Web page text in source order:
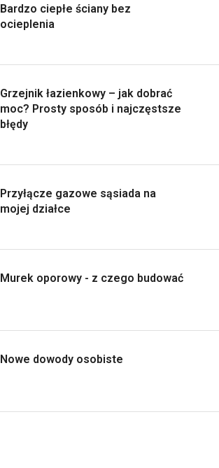
Bardzo ciepłe ściany bez
ocieplenia
Grzejnik łazienkowy – jak dobrać
moc? Prosty sposób i najczęstsze
błędy
Przyłącze gazowe sąsiada na
mojej działce
Murek oporowy - z czego budować
Nowe dowody osobiste